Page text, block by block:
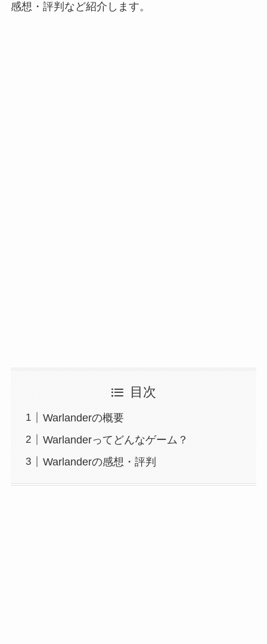
感想・評判など紹介します。
目次
Warlanderの概要
Warlanderってどんなゲーム？
Warlanderの感想・評判